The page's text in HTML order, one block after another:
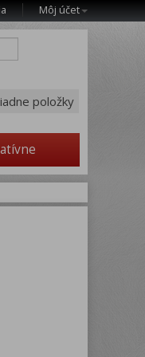
Môj účet
položky